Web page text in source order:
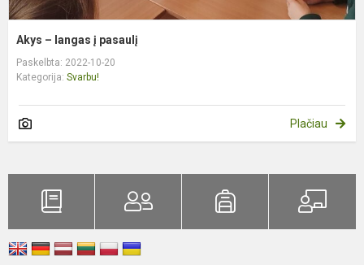
Akys – langas į pasaulį
Paskelbta: 2022-10-20
Kategorija: Svarbu!
Plačiau